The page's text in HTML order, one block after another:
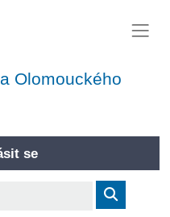
Olomouckého
se